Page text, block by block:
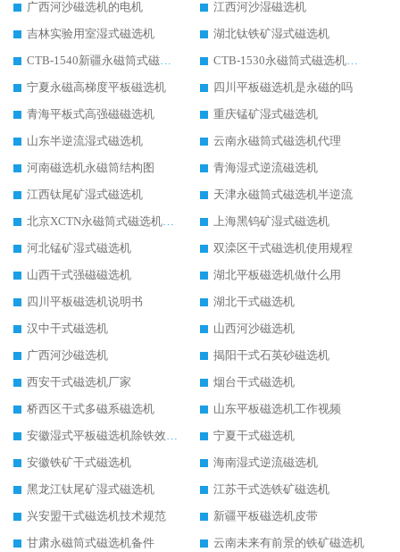
广西河沙磁选机的电机
江西河沙湿磁选机
吉林实验用室湿式磁选机
湖北钛铁矿湿式磁选机
CTB-1540新疆永磁筒式磁选机
CTB-1530永磁筒式磁选机代理商
宁夏永磁高梯度平板磁选机
四川平板磁选机是永磁的吗
青海平板式高强磁磁选机
重庆锰矿湿式磁选机
山东半逆流湿式磁选机
云南永磁筒式磁选机代理
河南磁选机永磁筒结构图
青海湿式逆流磁选机
江西钛尾矿湿式磁选机
天津永磁筒式磁选机半逆流
北京XCTN永磁筒式磁选机磁块位置
上海黑钨矿湿式磁选机
河北锰矿湿式磁选机
双滦区干式磁选机使用规程
山西干式强磁磁选机
湖北平板磁选机做什么用
四川平板磁选机说明书
湖北干式磁选机
汉中干式磁选机
山西河沙磁选机
广西河沙磁选机
揭阳干式石英砂磁选机
西安干式磁选机厂家
烟台干式磁选机
桥西区干式多磁系磁选机
山东平板磁选机工作视频
安徽湿式平板磁选机除铁效果怎么样
宁夏干式磁选机
安徽铁矿干式磁选机
海南湿式逆流磁选机
黑龙江钛尾矿湿式磁选机
江苏干式选铁矿磁选机
兴安盟干式磁选机技术规范
新疆平板磁选机皮带
甘肃永磁筒式磁选机备件
云南未来有前景的铁矿磁选机